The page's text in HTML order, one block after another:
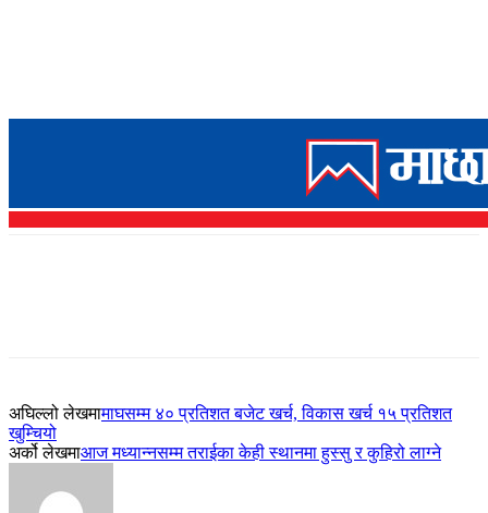
अघिल्लो लेखमामाघसम्म ४० प्रतिशत बजेट खर्च, विकास खर्च १५ प्रतिशत
खुम्चियो
अर्को लेखमाआज मध्यान्नसम्म तराईका केही स्थानमा हुस्सु र कुहिरो लाग्ने